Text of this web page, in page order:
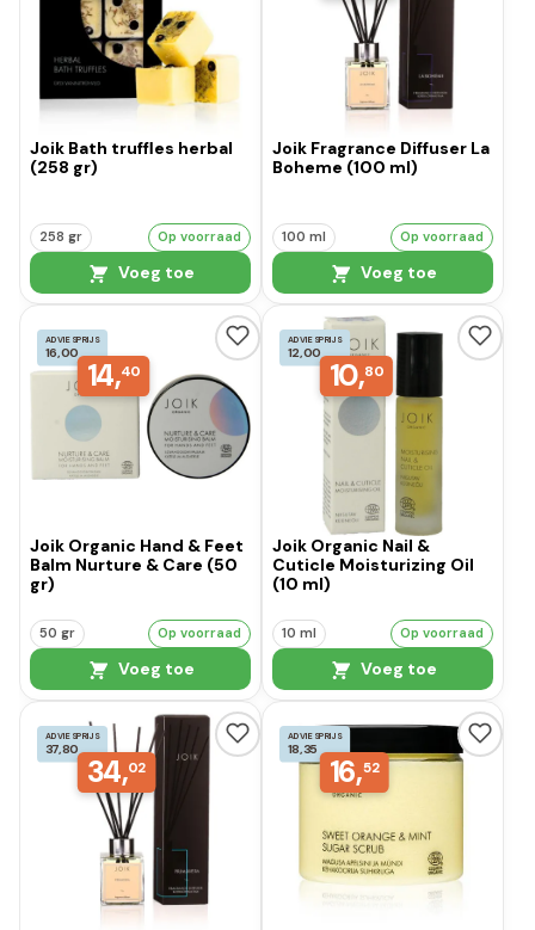
Joik Bath truffles herbal
(258 gr)
258 gr Op voorraad
Voeg toe
Joik Fragrance Diffuser La
Boheme (100 ml)
100 ml Op voorraad
Voeg toe
ADVIESPRIJS
16,00
14,40
Joik Organic Hand & Feet
Balm Nurture & Care (50
gr)
50 gr Op voorraad
Voeg toe
ADVIESPRIJS
12,00
10,80
Joik Organic Nail &
Cuticle Moisturizing Oil
(10 ml)
10 ml Op voorraad
Voeg toe
ADVIESPRIJS
37,80
34,02
ADVIESPRIJS
18,35
16,52